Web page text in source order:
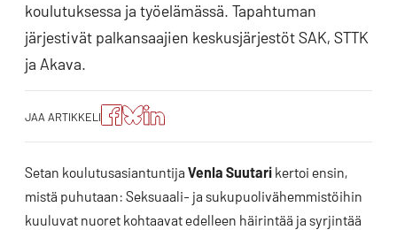
koulutuksessa ja työelämässä. Tapahtuman
järjestivät palkansaajien keskusjärjestöt SAK, STTK
ja Akava.
JAA ARTIKKELI
Jaa
artikkeli
Facebookissa
Jaa
artikkeli
Blueskyssa
Jako:
Jaa
artikkeli
Setan koulutusasiantuntija Venla Suutari kertoi ensin,
mistä puhutaan: Seksuaali- ja sukupuolivähemmistöihin
kuuluvat nuoret kohtaavat edelleen häirintää ja syrjintää